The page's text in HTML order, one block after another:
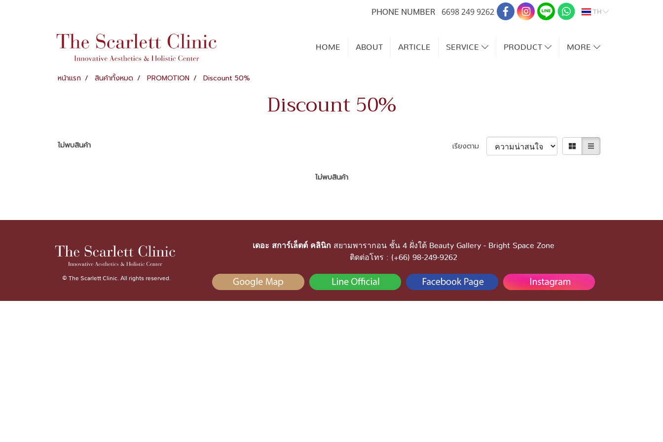
PHONE NUMBER 6698 249 9262 TH
HOME ABOUT ARTICLE SERVICE PRODUCT MORE
หน้าแรก สินค้าทั้งหมด PROMOTION Discount 50%
Discount 50%
ไม่พบสินค้า เรียงตาม
ไม่พบสินค้า
© The Scarlett Clinic. All rights reserved.
เดอะ สการ์เล็ตต์ คลินิก สยามพารากอน ชั้น 4 ฝั่งใต้ Beauty Gallery - Bright Space Zone
ติดต่อโทร : (+66) 98-249-9262